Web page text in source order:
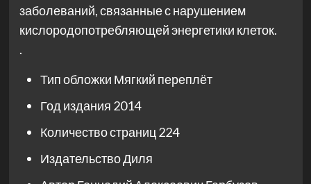
заболеваний, связанные с нарушением
кислородопотребляющей энергетики клеток.
.
Тип обложки Мягкий переплёт
Год издания 2014
Количество страниц224
ИздательствоДиля